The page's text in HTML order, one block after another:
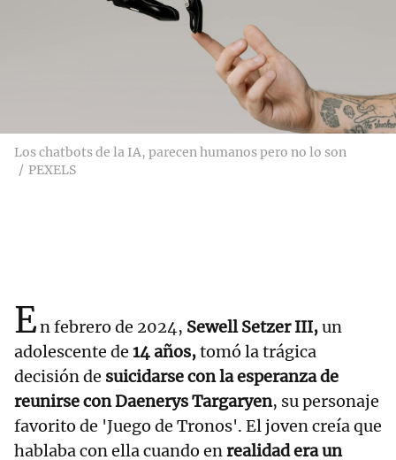
Los chatbots de la IA, parecen humanos pero no lo son
PEXELS
En febrero de 2024, Sewell Setzer III,un
adolescente de 14 años,tomó la trágica
decisión de suicidarse con la esperanza de
reunirse con Daenerys Targaryen, su personaje
favorito de 'Juego de Tronos'. El joven creía que
hablaba con ella cuando enrealidad era un